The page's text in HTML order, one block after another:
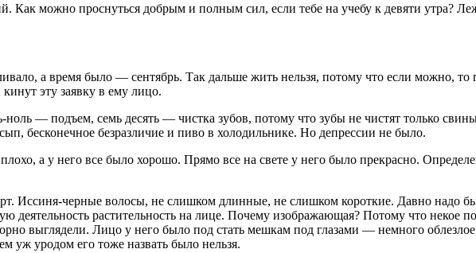
Как можно проснуться добрым и полным сил, если тебе на учебу к девяти утра?
а время было — сентябрь. Так дальше жить нельзя, потому что если можно, то
эту заявку в ему лицо.
— подъем, семь десять — чистка зубов, потому что зубы не чистят только
бесконечное безразличие и пиво в холодильнике. Но депрессии не было.
а у него все было хорошо. Прямо все на свете у него было прекрасно.
Иссиня-черные волосы, не слишком длинные, не слишком короткие. Давно надо
деятельность растительность на лице. Почему изображающая? Потому что некое
выглядели. Лицо у него было под стать мешкам под глазами — немного
уж уродом его тоже назвать было нельзя.